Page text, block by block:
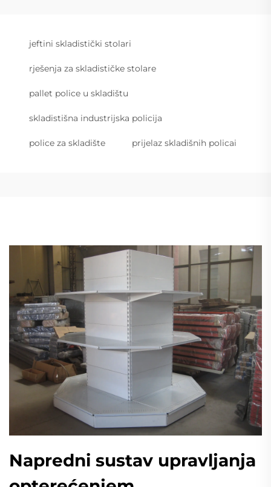
jeftini skladistički stolari
rješenja za skladističke stolare
pallet police u skladištu
skladistišna industrijska policija
police za skladište prijelaz skladišnih policai
Napredni sustav upravljanja